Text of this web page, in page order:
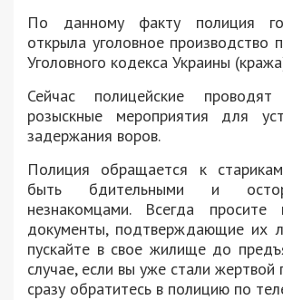
По данному факту полиция
открыла уголовное производство
Уголовного кодекса Украины
Сейчас полицейские проводят
розыскные мероприятия для
задержания воров.
Полиция обращается к
быть бдительными и
незнакомцами. Всегда просите
документы, подтверждающие их
пускайте в свое жилище до
случае, если вы уже стали жертвой
сразу обратитесь в полицию по